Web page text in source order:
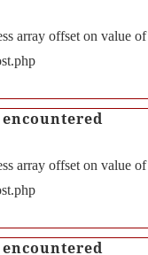
array offset on value
array offset on value